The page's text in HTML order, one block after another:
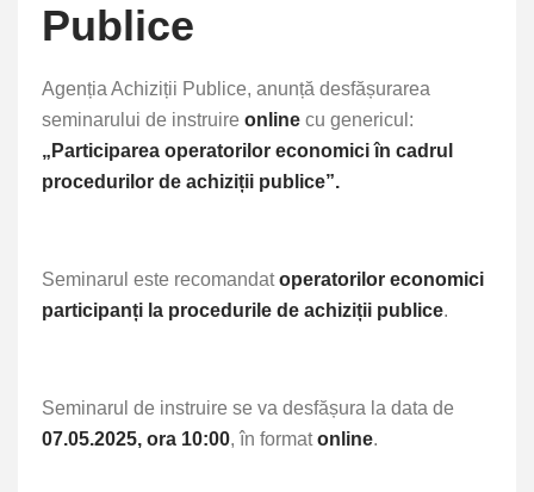
Publice
Agenția Achiziții Publice, anunță desfășurarea
seminarului de instruire online cu genericul:
„Participarea operatorilor economici în cadrul
procedurilor de achiziții publice”.
Seminarul este recomandatoperatorilor economici
participanți la procedurile de achiziții publice.
Seminarul de instruire se va desfășura la data de
07.05.2025, ora 10:00, în formatonline.